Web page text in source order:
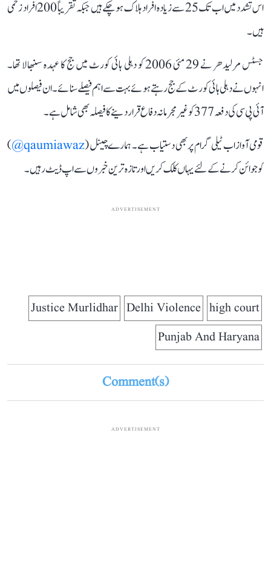
اس تشدد میں اب تک 25 سے زیادہ افراد ہلاک ہوچکے ہیں جبکہ تقریباً 200 افراد زخمی
ہیں۔
جسٹس مرلیدھر نے 29 مئی 2006 کو دہلی ہائی کورٹ میں جج کا عہدہ سنبھالا تھا۔
انہوں نے دہلی ہائی کورٹ کے جج رہتے ہوئے بہت سے اہم فیصلے سنائے۔ ان فیصلوں میں
آئی پی سی کی دفعہ 377 کو غیر مجرمانہ دفاع قرار دینے کا فیصلہ بھی شامل ہے۔
قومی آواز اب ٹیلی گرام پر بھی دستیاب ہے۔ ہمارے چینل (qaumiawaz@
)
کو جوائن کرنے کے لئے یہاں کلک کریں اور تازہ ترین خبروں سے اپ ڈیٹ رہیں۔
ADVERTISEMENT
high court
Delhi Violence
Justice Murlidhar
Punjab And Haryana
Comment(s)
ADVERTISEMENT